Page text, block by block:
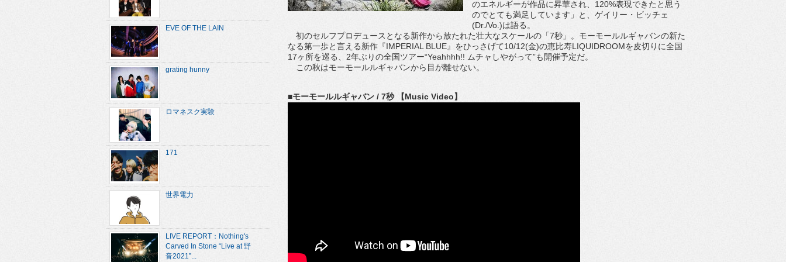
のエネルギーが作品に昇華され、120%表現できたと思う
のでとても満足しています」と、ゲイリー・ビッチェ
(Dr./Vo.)は語る。
初のセルフプロデュースとなる新作から放たれた壮大なスケールの「7秒」。モーモールルギャバンの新た
なる第一歩と言える新作『IMPERIAL BLUE』をひっさげて10/12(金)の恵比寿LIQUIDROOMを皮切りに全国
17ヶ所を巡る、2年ぶりの全国ツアー“Yeahhhh!! ムチャしやがって”も開催予定だ。
この秋はモーモールルギャバンから目が離せない。
■モーモールルギャバン / 7秒 【Music Video】
EVE OF THE LAIN
grating hunny
ロマネスク実験
171
世界電力
LIVE REPORT：Nothing's
Carved In Stone “Live at 野
音2021”...